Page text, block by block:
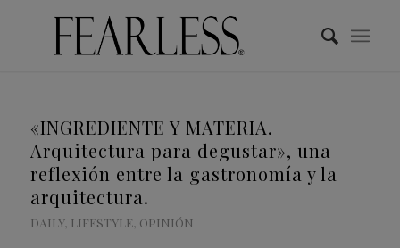
«INGREDIENTE Y MATERIA.
Arquitectura para degustar», una
reflexión entre la gastronomía y la
arquitectura.
DAILY, LIFESTYLE, OPINIÓN